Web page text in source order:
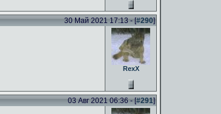
30 Май 2021 17:13 - [#290]
RexX
03 Авг 2021 06:36 - [#291]